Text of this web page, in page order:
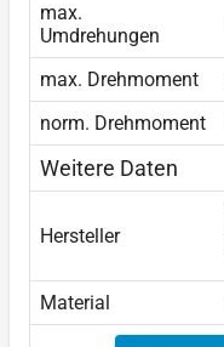
max.
Umdrehungen
max. Drehmoment
norm. Drehmoment
Weitere Daten
Hersteller
Material